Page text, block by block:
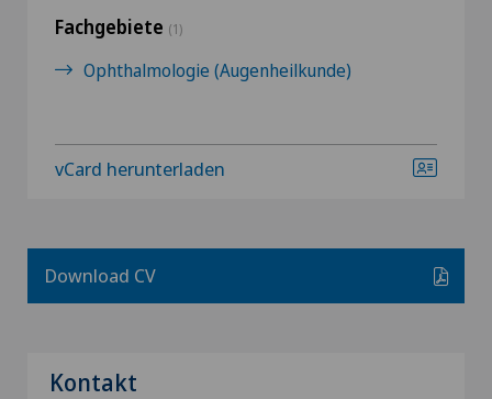
Fachgebiete (1)
Ophthalmologie (Augenheilkunde)
vCard herunterladen
Download CV
Kontakt